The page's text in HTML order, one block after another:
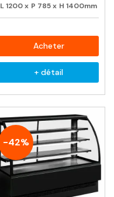
L1200x P 785x H 1400mm
Acheter
+ détail
-42%